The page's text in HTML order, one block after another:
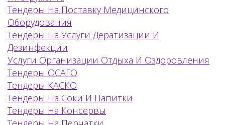
Тендеры На Поставку Медицинского
Оборудования
Тендеры На Услуги Дератизации И
Дезинфекции
Услуги Организации Отдыха И Оздоровления
Тендеры ОСАГО
Тендеры КАСКО
Тендеры На Соки И Напитки
Тендеры На Консервы